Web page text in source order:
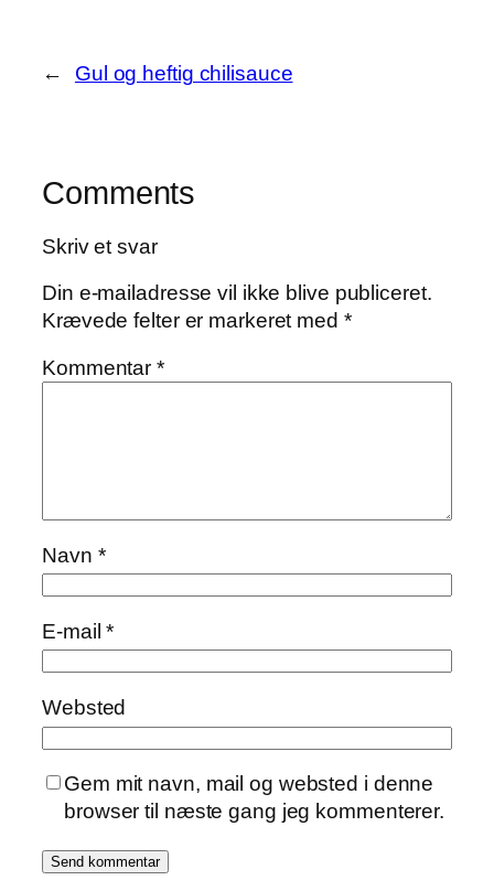
← Gul og heftig chilisauce
Comments
Skriv et svar
Din e-mailadresse vil ikke blive publiceret.
Krævede felter er markeret med *
Kommentar*
Navn *
E-mail*
Websted
Gem mit navn, mail og websted i denne
browser til næste gang jeg kommenterer.